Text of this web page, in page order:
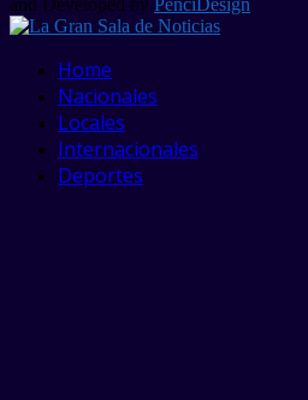
and Developed by PenciDesign
Home
Nacionales
Locales
Internacionales
Deportes